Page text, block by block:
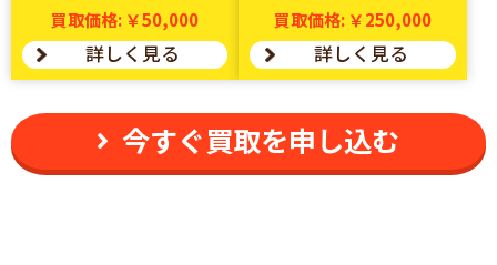
買取価格: ￥50,000
詳しく見る
買取価格: ￥250,000
詳しく見る
今すぐ買取を申し込む